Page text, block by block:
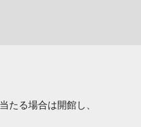
たる場合は開館し、